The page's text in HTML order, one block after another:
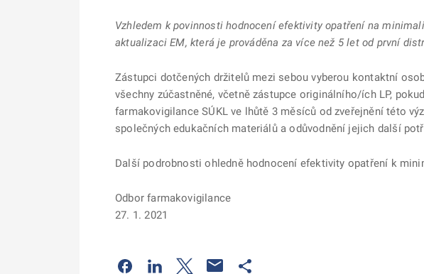
Vzhledem k povinnosti hodnocení efektivity opatření na
aktualizaci EM, která je prováděna za více než 5 let od první
Zástupci dotčených držitelů mezi sebou vyberou kontaktní
všechny zúčastněné, včetně zástupce originálního/ích LP,
farmakovigilance SÚKL ve lhůtě 3 měsíců od zveřejnění této
společných edukačních materiálů a odůvodnění jejich další
Další podrobnosti ohledně hodnocení efektivity opatření k
Odbor farmakovigilance
27. 1. 2021
Odkaz se otevře na nové kartě
Odkaz se otevře na nové kartě
Odkaz se otevře na nové kartě